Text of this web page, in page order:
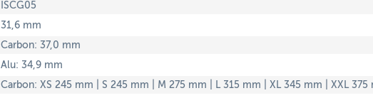
ISCG05
31,6 mm
Carbon: 37,0 mm
Alu: 34,9 mm
Carbon: XS 245 mm | S 245 mm | M 275 mm | L 315 mm | XL 345 mm | XXL 375